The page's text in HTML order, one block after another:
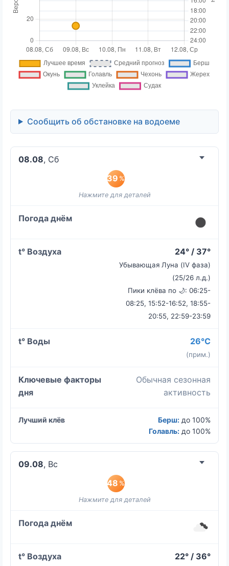
Сообщить об обстановке на водоеме
08.08, Сб
39 %
24° / 37°
Убывающая Луна (IV фаза)
(25/26 л.д.)
Пики клёва по 🌙: 06:25-
08:25, 15:52-16:52, 18:55-
20:55, 22:59-23:59
26°C
(прим.)
Обычная сезонная
активность
Берш: до 100%
Голавль: до 100%
09.08, Вс
48 %
22° / 36°